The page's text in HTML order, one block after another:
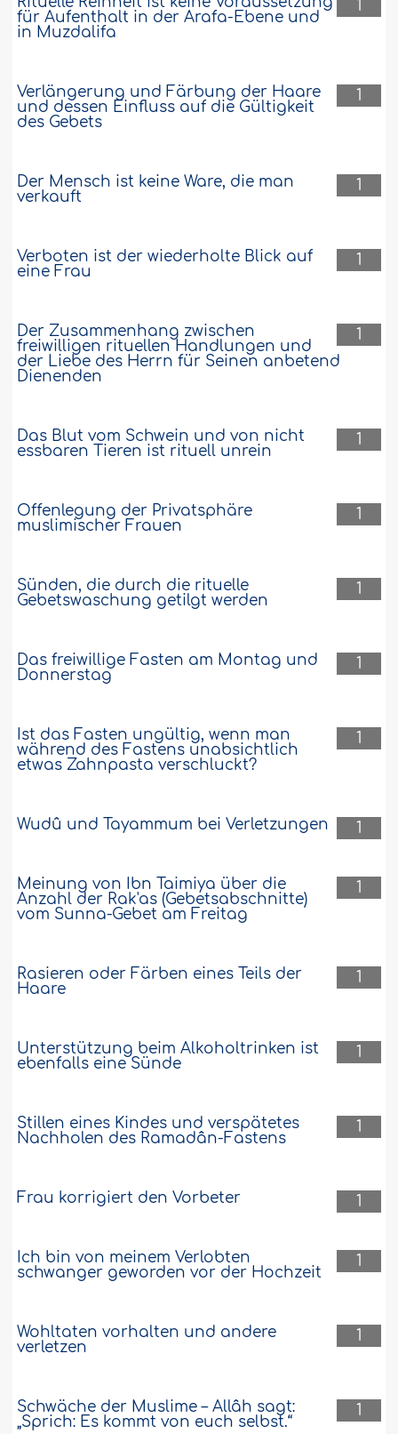
1
für Aufenthalt in der Arafa-Ebene und
in Muzdalifa
1
Verlängerung und Färbung der Haare
und dessen Einfluss auf die Gültigkeit
des Gebets
1
Der Mensch ist keine Ware, die man
verkauft
1
Verboten ist der wiederholte Blick auf
eine Frau
1
Der Zusammenhang zwischen
freiwilligen rituellen Handlungen und
der Liebe des Herrn für Seinen anbetend
Dienenden
1
Das Blut vom Schwein und von nicht
essbaren Tieren ist rituell unrein
1
Offenlegung der Privatsphäre
muslimischer Frauen
1
Sünden, die durch die rituelle
Gebetswaschung getilgt werden
1
Das freiwillige Fasten am Montag und
Donnerstag
1
Ist das Fasten ungültig, wenn man
während des Fastens unabsichtlich
etwas Zahnpasta verschluckt?
1
Wudû und Tayammum bei Verletzungen
1
Meinung von Ibn Taimiya über die
Anzahl der Rak'as (Gebetsabschnitte)
vom Sunna-Gebet am Freitag
1
Rasieren oder Färben eines Teils der
Haare
1
Unterstützung beim Alkoholtrinken ist
ebenfalls eine Sünde
1
Stillen eines Kindes und verspätetes
Nachholen des Ramadân-Fastens
1
Frau korrigiert den Vorbeter
1
Ich bin von meinem Verlobten
schwanger geworden vor der Hochzeit
1
Wohltaten vorhalten und andere
verletzen
1
Schwäche der Muslime – Allâh sagt:
„Sprich: Es kommt von euch selbst.“